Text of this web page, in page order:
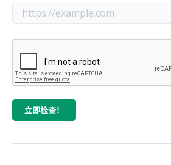
立即检查！